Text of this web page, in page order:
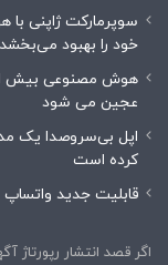
سوپرمارکت ژاپنی
خود را بهبود می‌بخشد
هوش مصنوعی بیش از
عجین می شود
کرده است
قابلیت جدید
اگر قصد انتشار رپورتاژ